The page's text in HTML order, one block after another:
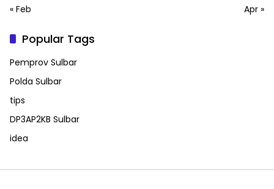
« Feb
Apr »
Popular Tags
Pemprov Sulbar
Polda Sulbar
tips
DP3AP2KB Sulbar
idea